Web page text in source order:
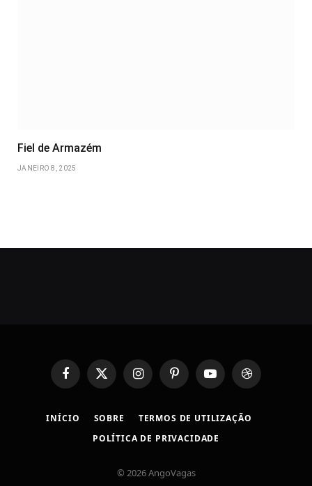
Fiel de Armazém
JANEIRO 8, 2025
FacebookX
(Twitter)
InstagramPinterestYouTubeDribbble
INÍCIO SOBRE
TERMOS DE UTILIZAÇÃO
POLÍTICA DE PRIVACIDADE
© 2026 AngoVagas